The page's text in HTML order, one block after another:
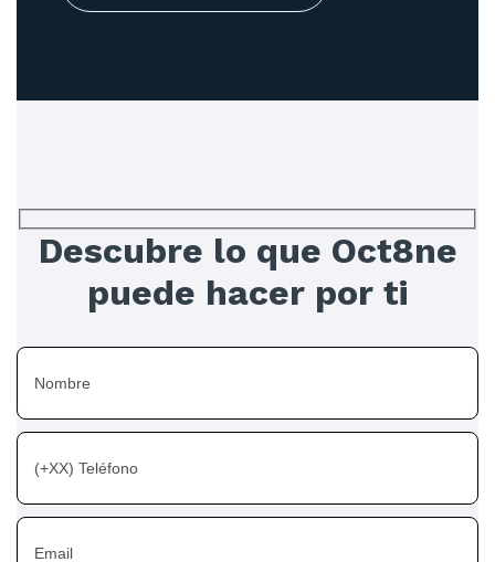
Descubre lo que Oct8ne
puede hacer por ti